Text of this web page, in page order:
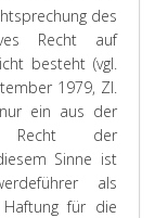
des
Recht auf
besteht (vgl.
1979, Zl.
ein aus der
Recht der
Sinne ist
als
für die